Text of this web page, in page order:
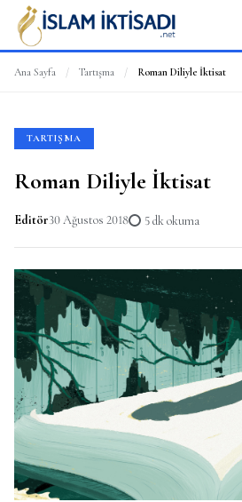
Ana Sayfa / Tartışma / Roman Diliyle İktisat
TARTIŞMA
Roman Diliyle İktisat
Editör30 Ağustos 2018 5 dk okuma